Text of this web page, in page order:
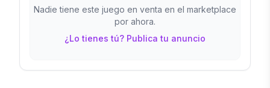
Nadie tiene este juego en venta en el marketplace
por ahora.
¿Lo tienes tú? Publica tu anuncio